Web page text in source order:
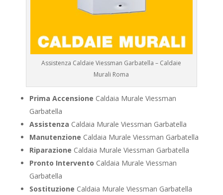
Assistenza Caldaie Viessman Garbatella – Caldaie
Murali Roma
Prima Accensione Caldaia Murale Viessman
Garbatella
Assistenza Caldaia Murale Viessman Garbatella
Manutenzione Caldaia Murale Viessman Garbatella
Riparazione Caldaia Murale Viessman Garbatella
Pronto Intervento Caldaia Murale Viessman
Garbatella
Sostituzione Caldaia Murale Viessman Garbatella